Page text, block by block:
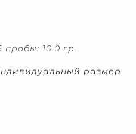
пробы: 10.0 гр.
размер